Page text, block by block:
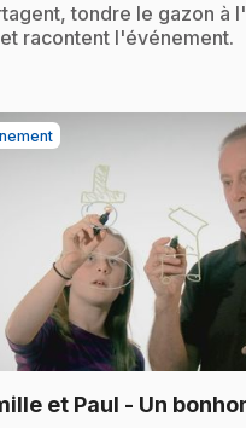
tondre le gazon à
racontent l'événement.
et Paul - Un